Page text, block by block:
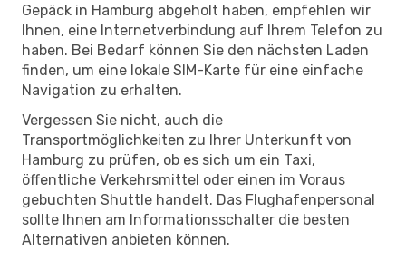
Gepäck in Hamburg abgeholt haben, empfehlen wir
Ihnen, eine Internetverbindung auf Ihrem Telefon zu
haben. Bei Bedarf können Sie den nächsten Laden
finden, um eine lokale SIM-Karte für eine einfache
Navigation zu erhalten.
Vergessen Sie nicht, auch die
Transportmöglichkeiten zu Ihrer Unterkunft von
Hamburg zu prüfen, ob es sich um ein Taxi,
öffentliche Verkehrsmittel oder einen im Voraus
gebuchten Shuttle handelt. Das Flughafenpersonal
sollte Ihnen am Informationsschalter die besten
Alternativen anbieten können.